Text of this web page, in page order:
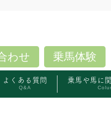
乗馬体験
わせ
よくある質問
Q&A
乗馬や馬に